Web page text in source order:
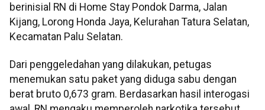
berinisial RN di Home Stay Pondok Darma, Jalan
Kijang, Lorong Honda Jaya, Kelurahan Tatura Selatan,
Kecamatan Palu Selatan.
Dari penggeledahan yang dilakukan, petugas
menemukan satu paket yang diduga sabu dengan
berat bruto 0,673 gram. Berdasarkan hasil interogasi